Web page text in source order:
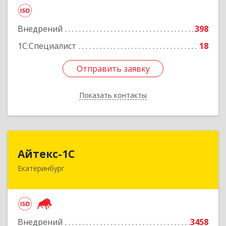
Внедрений
398
1С:Специалист
18
Отправить заявку
Показать контакты
Подробнее
Отправить заявку
Назад
Айтекс-1С
Екатеринбург
Внедрений
3458
620041, Свердловская обл, Екатеринбург г,